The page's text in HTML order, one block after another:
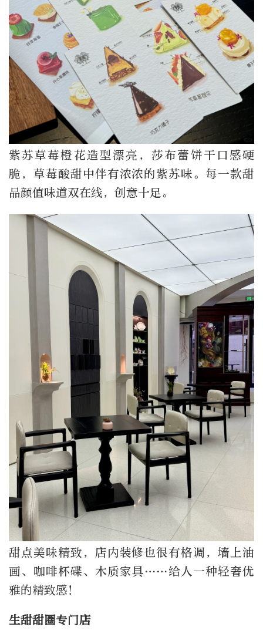
紫苏草莓橙花造型漂亮，莎布蕾饼干口感硬
脆，草莓酸甜中伴有浓浓的紫苏味。每一款甜
品颜值味道双在线，创意十足。
甜点美味精致，店内装修也很有格调，墙上油
画、咖啡杯碟、木质家具……给人一种轻奢优
雅的精致感！
生甜甜圈专门店